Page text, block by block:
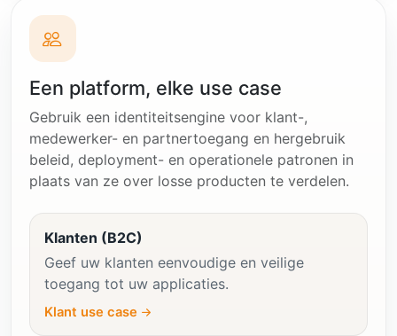
Een platform, elke use case
Gebruik een identiteitsengine voor klant-,
medewerker- en partnertoegang en hergebruik
beleid, deployment- en operationele patronen in
plaats van ze over losse producten te verdelen.
Klanten (B2C)
Geef uw klanten eenvoudige en veilige
toegang tot uw applicaties.
Klant use case